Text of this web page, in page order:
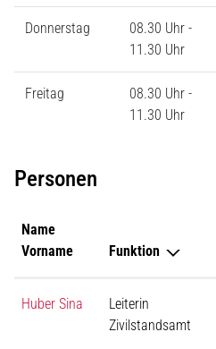
Donnerstag
08.30 Uhr -
11.30 Uhr
Freitag
08.30 Uhr -
11.30 Uhr
Personen
Name
Vorname
Funktion
Huber Sina
Leiterin
Zivilstandsamt